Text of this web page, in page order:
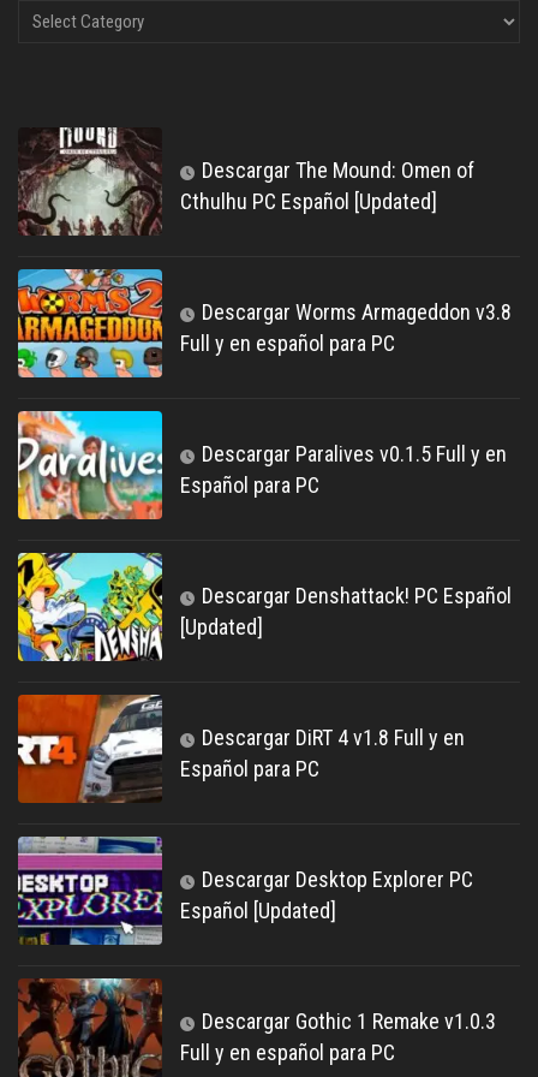
Descargar The Mound: Omen of
Cthulhu PC Español [Updated]
Descargar Worms Armageddon v3.8
Full y en español para PC
Descargar Paralives v0.1.5 Full y en
Español para PC
Descargar Denshattack! PC Español
[Updated]
Descargar DiRT 4 v1.8 Full y en
Español para PC
Descargar Desktop Explorer PC
Español [Updated]
Descargar Gothic 1 Remake v1.0.3
Full y en español para PC